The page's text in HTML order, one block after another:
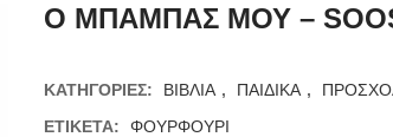
Ο ΜΠΑΜΠΑΣ ΜΟΥ –
ΚΑΤΗΓΟΡΊΕΣ: ΒΙΒΛΙΑ , ΠΑΙΔΙΚΑ ,
ΕΤΙΚΈΤΑ:
ΦΟΥΡΦΟΥΡΙ